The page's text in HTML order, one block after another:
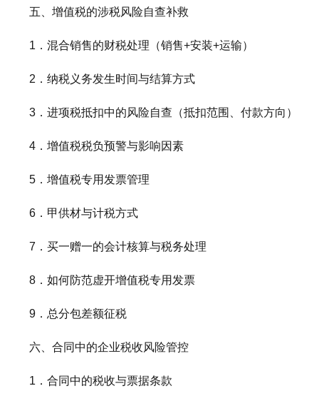
五、增值税的涉税风险自查补救
1．混合销售的财税处理（销售+安装+运输）
2．纳税义务发生时间与结算方式
3．进项税抵扣中的风险自查（抵扣范围、付款方向）
4．增值税税负预警与影响因素
5．增值税专用发票管理
6．甲供材与计税方式
7．买一赠一的会计核算与税务处理
8．如何防范虚开增值税专用发票
9．总分包差额征税
六、合同中的企业税收风险管控
1．合同中的税收与票据条款